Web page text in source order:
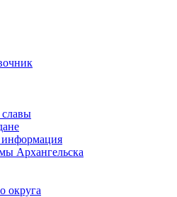
славы
информация
Архангельска
округа